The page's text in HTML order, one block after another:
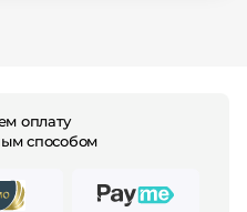
оплату
способом